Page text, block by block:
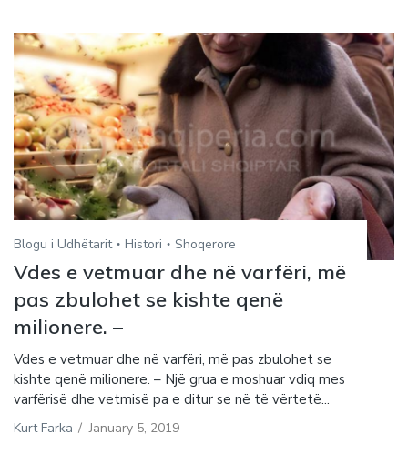
Blogu i Udhëtarit Histori Shoqerore
Vdes e vetmuar dhe në varfëri, më
pas zbulohet se kishte qenë
milionere. –
Vdes e vetmuar dhe në varfëri, më pas zbulohet se
kishte qenë milionere. – Një grua e moshuar vdiq mes
varfërisë dhe vetmisë pa e ditur se në të vërtetë...
Kurt Farka / January 5, 2019